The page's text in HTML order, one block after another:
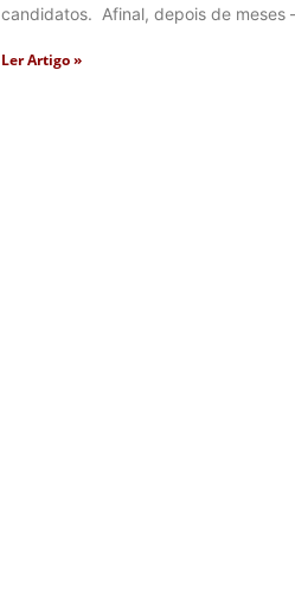
candidatos. Afinal, depois de meses
Ler Artigo »